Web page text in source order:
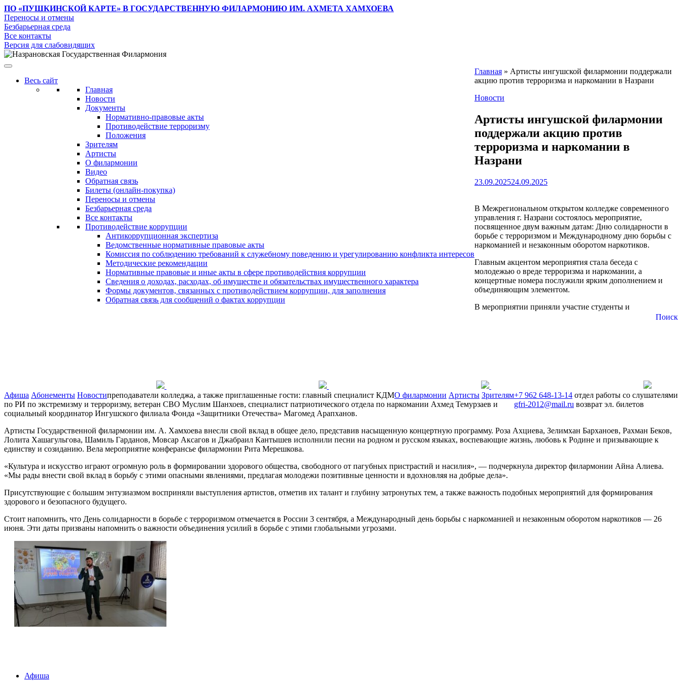
ПО «ПУШКИНСКОЙ КАРТЕ» В ГОСУДАРСТВЕННУЮ ФИЛАРМОНИЮ ИМ. АХМЕТА ХАМХОЕВА
Переносы и отмены
Безбарьерная среда
Все контакты
Версия для слабовидящих
Весь сайт
Главная
Новости
Документы
Нормативно-правовые акты
Противодействие терроризму
Положения
Зрителям
Артисты
О филармонии
Видео
Обратная связь
Билеты (онлайн-покупка)
Переносы и отмены
Безбарьерная среда
Все контакты
Противодействие коррупции
Антикоррупционная экспертиза
Ведомственные нормативные правовые акты
Комиссия по соблюдению требований к служебному поведению и урегулированию конфликта интересов
Методические рекомендации
Нормативные правовые и иные акты в сфере противодействия коррупции
Сведения о доходах, расходах, об имуществе и обязательствах имущественного характера
Формы документов, связанных с противодействием коррупции, для заполнения
Обратная связь для сообщений о фактах коррупции
Поиск
+7 962 648-13-14 отдел работы со слушателями
gfri-2012@mail.ru возврат эл. билетов
Афиша Абонементы Новости О филармонии Артисты Зрителям
Главная » Артисты ингушской филармонии поддержали
акцию против терроризма и наркомании в Назрани
Новости
Артисты ингушской филармонии
поддержали акцию против
терроризма и наркомании в
Назрани
23.09.202524.09.2025
В Межрегиональном открытом колледже современного
управления г. Назрани состоялось мероприятие,
посвященное двум важным датам: Дню солидарности в
борьбе с терроризмом и Международному дню борьбы с
наркоманией и незаконным оборотом наркотиков.
Главным акцентом мероприятия стала беседа с
молодежью о вреде терроризма и наркомании, а
концертные номера послужили ярким дополнением и
объединяющим элементом.
В мероприятии приняли участие студенты и
преподаватели колледжа, а также приглашенные гости: главный специалист КДМ
по РИ по экстремизму и терроризму, ветеран СВО Муслим Шанхоев, специалист патриотического отдела по наркомании Ахмед Темурзаев и
социальный координатор Ингушского филиала Фонда «Защитники Отечества» Магомед Арапханов.
Артисты Государственной филармонии им. А. Хамхоева внесли свой вклад в общее дело, представив насыщенную концертную программу. Роза Ахциева, Зелимхан Барханоев, Рахман Беков,
Лолита Хашагульгова, Шамиль Гарданов, Мовсар Аксагов и Джабраил Кантышев исполнили песни на родном и русском языках, воспевающие жизнь, любовь к Родине и призывающие к
единству и созиданию. Вела мероприятие конферансье филармонии Рита Мерешкова.
«Культура и искусство играют огромную роль в формировании здорового общества, свободного от пагубных пристрастий и насилия», — подчеркнула директор филармонии Айна Алиева.
«Мы рады внести свой вклад в борьбу с этими опасными явлениями, предлагая молодежи позитивные ценности и вдохновляя на добрые дела».
Присутствующие с большим энтузиазмом восприняли выступления артистов, отметив их талант и глубину затронутых тем, а также важность подобных мероприятий для формирования
здорового и безопасного будущего.
Стоит напомнить, что День солидарности в борьбе с терроризмом отмечается в России 3 сентября, а Международный день борьбы с наркоманией и незаконным оборотом наркотиков — 26
июня. Эти даты призваны напомнить о важности объединения усилий в борьбе с этими глобальными угрозами.
Афиша